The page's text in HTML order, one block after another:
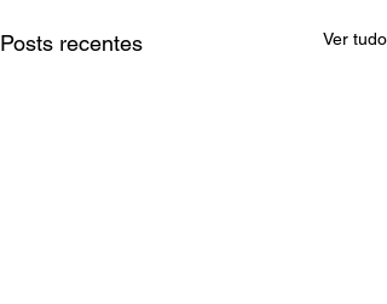
Posts recentes Ver tudo